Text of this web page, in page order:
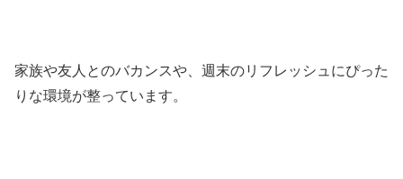
家族や友人とのバカンスや、週末のリフレッシュにぴった
りな環境が整っています。